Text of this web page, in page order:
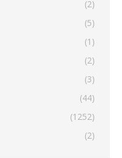
(2)
(5)
(1)
(2)
(3)
(44)
(1252)
(2)